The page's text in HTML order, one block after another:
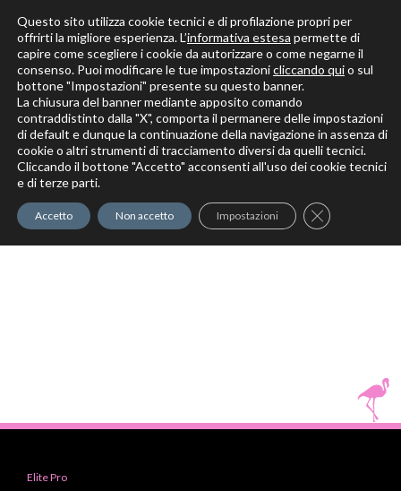
Solo per veri decoratori
Elite Pro
Elite Pro
Questo sito utilizza cookie tecnici e di profilazione propri per
offrirti la migliore esperienza. L’informativa estesa permette di
capire come scegliere i cookie da autorizzare o come negarne il
consenso. Puoi modificare le tue impostazionicliccando quio sul
bottone "Impostazioni" presente su questo banner.
La chiusura del banner mediante apposito comando
contraddistinto dalla "X", comporta il permanere delle impostazioni
di default e dunque la continuazione della navigazione in assenza di
cookie o altri strumenti di tracciamento diversi da quelli tecnici.
Cliccando il bottone "Accetto" acconsenti all'uso dei cookie tecnici
e di terze parti.
Accetto Non accetto Impostazioni Close GDPR